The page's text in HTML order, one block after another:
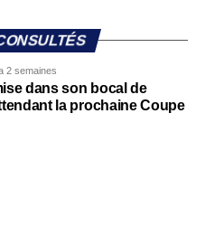
2 semaines
dans son bocal de
la prochaine Coupe